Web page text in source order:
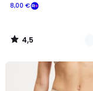
8,00 €
4,5
/